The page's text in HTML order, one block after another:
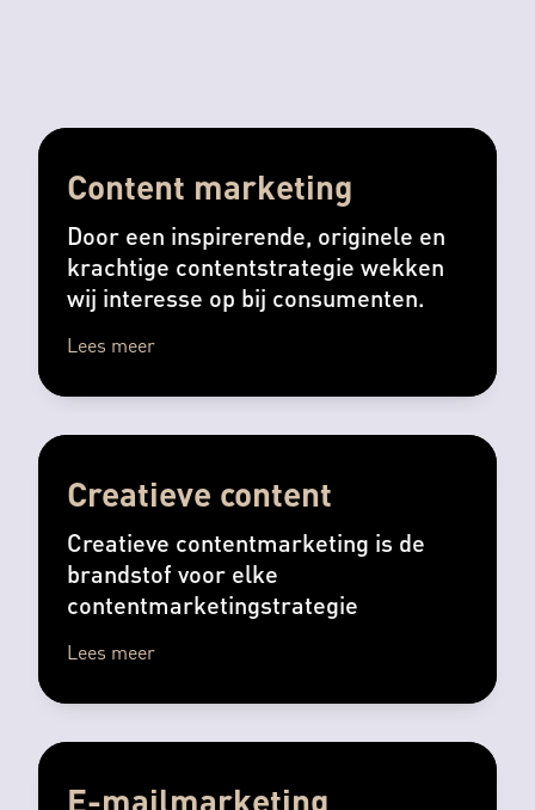
Content marketing
Door een inspirerende, originele en
krachtige contentstrategie wekken
wij interesse op bij consumenten.
Lees meer
Creatieve content
Creatieve contentmarketing is de
brandstof voor elke
contentmarketingstrategie
Lees meer
E-mailmarketing